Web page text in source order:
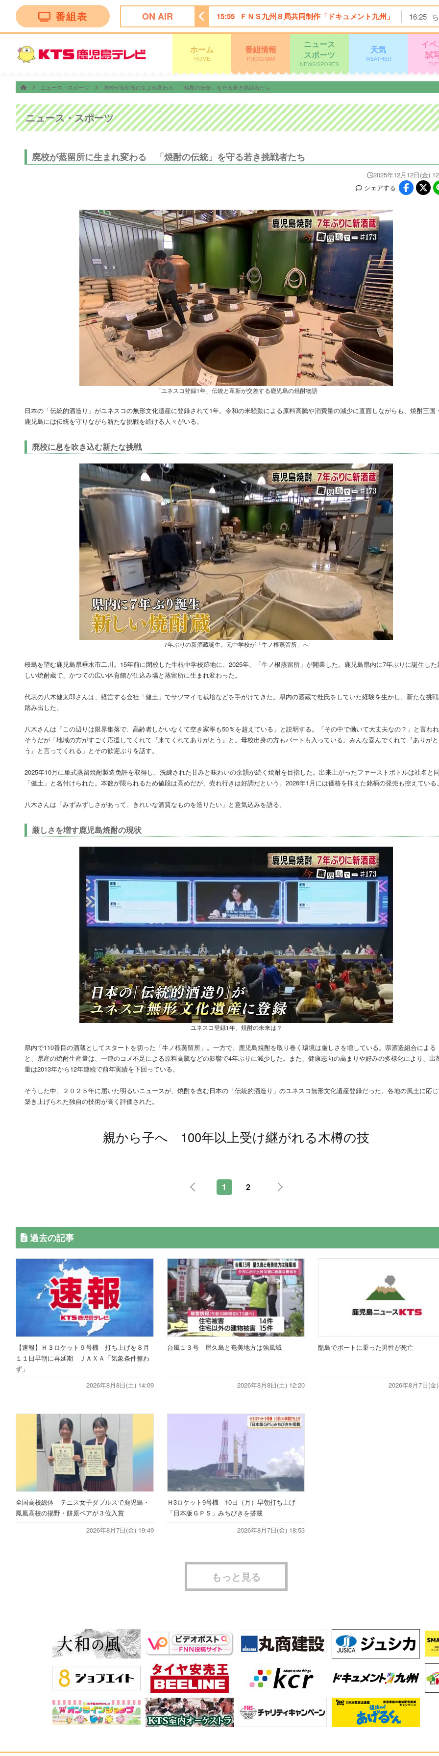
番組表 ON AIR
ー〜大分アート旅〜 奇跡体験！アンビリバボー 15:55 ＦＮＳ九州８局共同制作「ドキュメント九州」 16:25
ホーム
HOME
番組情報
PROGRAM
ニュース
スポーツ
NEWS/SPORTS
天気
WEATHER
イ
試
ニュース・スポーツ 廃校が蒸留所に生まれ変わる 「焼酎の伝統」を守る若き挑戦者たち
ニュース・スポーツ
廃校が蒸留所に生まれ変わる 「焼酎の伝統」を守る若き挑戦者たち
2025年12月12日(金)
シェアする
「ユネスコ登録1年」伝統と革新が交差する鹿児島の焼酎物語
日本の「伝統的酒造り」がユネスコの無形文化遺産に登録されて1年。令和の米騒動による原料高騰や消費量の減少に直面しながらも、焼酎王国
鹿児島には伝統を守りながら新たな挑戦を続ける人々がいる。
廃校に息を吹き込む新たな挑戦
7年ぶりの新酒蔵誕生。元中学校が「牛ノ根蒸留所」へ
桜島を望む鹿児島県垂水市二川。15年前に閉校した牛根中学校跡地に、2025年、「牛ノ根蒸留所」が開業した。鹿児島県内に7年ぶりに誕生した
しい焼酎蔵で、かつての広い体育館が仕込み場と蒸留所に生まれ変わった。
代表の八木健太郎さんは、経営する会社「健土」でサツマイモ栽培などを手がけてきた。県内の酒蔵で杜氏をしていた経験を生かし、新たな挑
踏み出した。
八木さんは「この辺りは限界集落で、高齢者しかいなくて空き家率も50％を超えている」と説明する。「その中で働いて大丈夫なの？」と言わ
そうだが「地域の方がすごく応援してくれて『来てくれてありがとう』と。母校出身の方もパートも入っている。みんな喜んでくれて『ありがと
う』と言ってくれる」とその歓迎ぶりを話す。
2025年10月に単式蒸留焼酎製造免許を取得し、洗練された甘みと味わいの余韻が続く焼酎を目指した。出来上がったファーストボトルは社名と
「健土」と名付けられた。本数が限られるため値段は高めだが、売れ行きは好調だという。2026年1月には価格を抑えた銘柄の発売も控えている
八木さんは「みずみずしさがあって、きれいな酒質なものを造りたい」と意気込みを語る。
厳しさを増す鹿児島焼酎の現状
ユネスコ登録1年、焼酎の未来は？
県内で110番目の酒蔵としてスタートを切った「牛ノ根蒸留所」。一方で、鹿児島焼酎を取り巻く環境は厳しさを増している。県酒造組合による
と、県産の焼酎生産量は、一連のコメ不足による原料高騰などの影響で4年ぶりに減少した。また、健康志向の高まりや好みの多様化により、出
量は2013年から12年連続で前年実績を下回っている。
そうした中、２０２５年に届いた明るいニュースが、焼酎を含む日本の「伝統的酒造り」のユネスコ無形文化遺産登録だった。各地の風土に応
築き上げられた独自の技術が高く評価された。
親から子へ 100年以上受け継がれる木樽の技
1 2
過去の記事
【速報】Ｈ３ロケット９号機 打ち上げを８月
１１日早朝に再延期 ＪＡＸＡ「気象条件整わ
ず」
2026年8月8日(土) 14:09
台風１３号 屋久島と奄美地方は強風域
2026年8月8日(土) 12:20
甑島でボートに乗った男性が死亡
2026年8月7日(金
全国高校総体 テニス女子ダブルスで鹿児島・
鳳凰高校の揚野・餅原ペアが３位入賞
2026年8月7日(金) 19:49
Ｈ3ロケット9号機 10日（月）早朝打ち上げ
「日本版ＧＰＳ」みちびきを搭載
2026年8月7日(金) 18:53
もっと見る